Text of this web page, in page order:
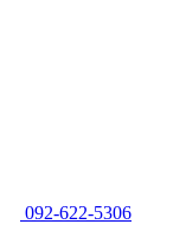
092-622-5306